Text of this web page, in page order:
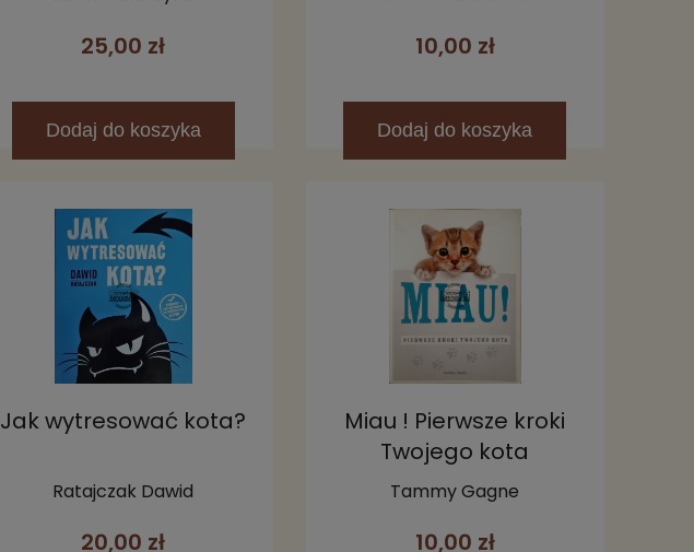
25,00 zł
Dodaj do koszyka
10,00 zł
Dodaj do koszyka
Jak wytresować kota?
Ratajczak Dawid
20,00 zł
Miau ! Pierwsze kroki
Twojego kota
Tammy Gagne
10,00 zł